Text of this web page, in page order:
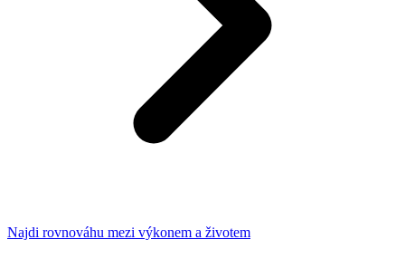
Najdi rovnováhu mezi výkonem a životem